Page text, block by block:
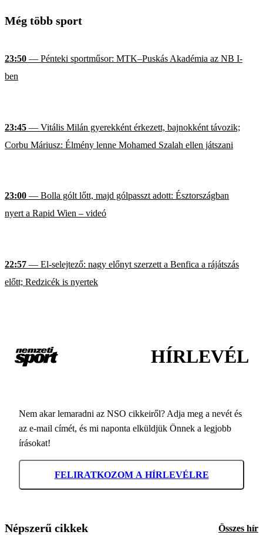
Még több sport
23:50 — Pénteki sportműsor: MTK–Puskás Akadémia az NB I-
ben
23:45 — Vitális Milán gyerekként érkezett, bajnokként távozik;
Corbu Máriusz: Élmény lenne Mohamed Szalah ellen játszani
23:00 — Bolla gólt lőtt, majd gólpasszt adott: Észtországban
nyert a Rapid Wien – videó
22:57 — El-selejtező: nagy előnyt szerzett a Benfica a rájátszás
előtt; Redzicék is nyertek
HÍRLEVÉL
Nem akar lemaradni az NSO cikkeiről? Adja meg a nevét és
az e-mail címét, és mi naponta elküldjük Önnek a legjobb
írásokat!
FELIRATKOZOM A HÍRLEVÉLRE
Népszerű cikkek Összes hír